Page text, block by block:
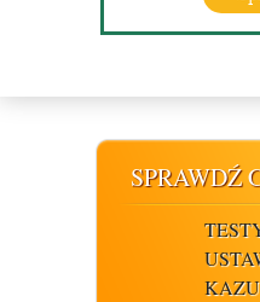
SPRAWDŹ